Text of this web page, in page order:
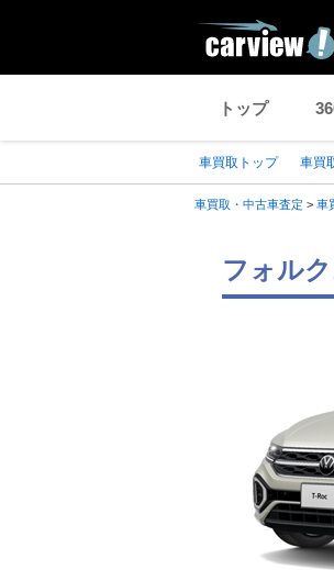
トップ
車買取トップ 車買
車買取・中古車査定 > 車
フォル